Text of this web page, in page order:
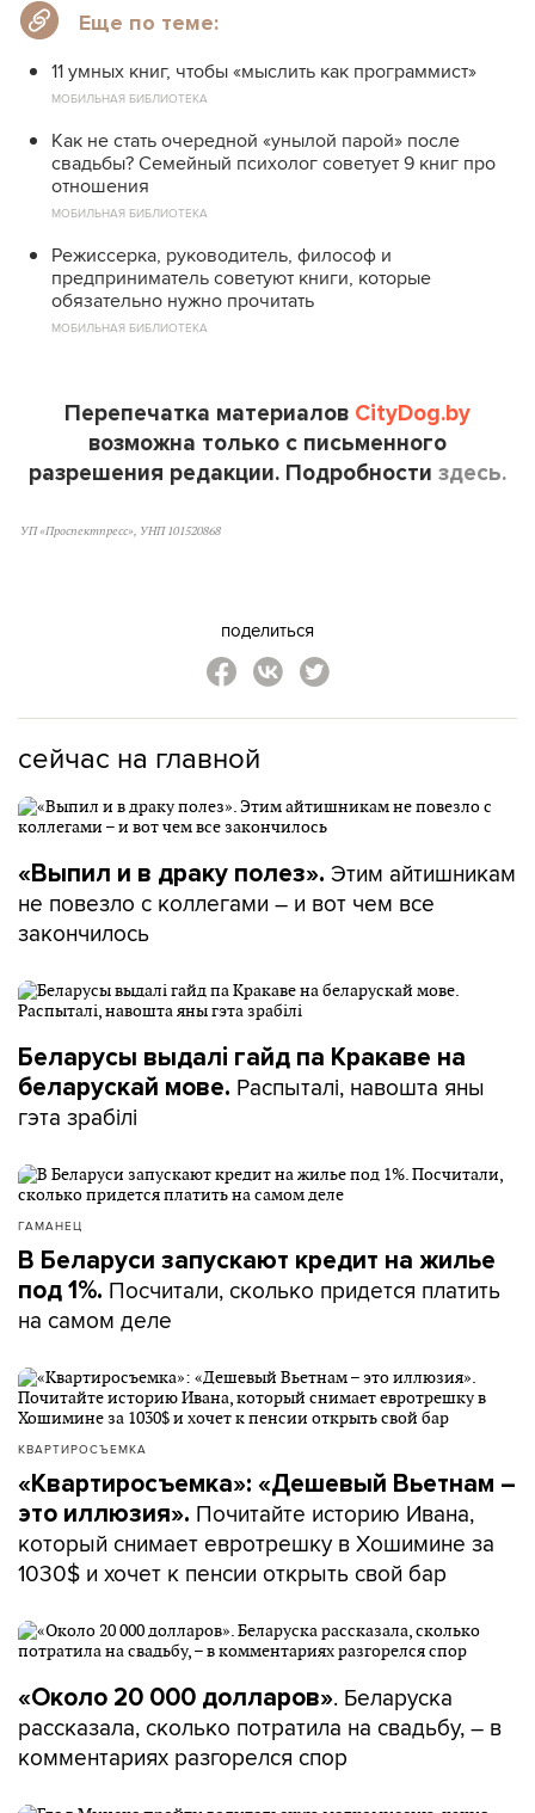
Еще по теме:
11 умных книг, чтобы «мыслить как программист»
МОБИЛЬНАЯ БИБЛИОТЕКА
Как не стать очередной «унылой парой» после
свадьбы? Семейный психолог советует 9 книг про
отношения
МОБИЛЬНАЯ БИБЛИОТЕКА
Режиссерка, руководитель, философ и
предприниматель советуют книги, которые
обязательно нужно прочитать
МОБИЛЬНАЯ БИБЛИОТЕКА
Перепечатка материалов CityDog.by
возможна только с письменного
разрешения редакции. Подробности здесь.
УП «Проспектпресс», УНП 101520868
поделиться
сейчас на главной
«Выпил и в драку полез». Этим айтишникам
не повезло с коллегами – и вот чем все
закончилось
Беларусы выдалі гайд па Кракаве на
беларускай мове. Распыталі, навошта яны
гэта зрабілі
ГАМАНЕЦ
В Беларуси запускают кредит на жилье
под 1%. Посчитали, сколько придется платить
на самом деле
КВАРТИРОСЪЕМКА
«Квартиросъемка»: «Дешевый Вьетнам –
это иллюзия». Почитайте историю Ивана,
который снимает евротрешку в Хошимине за
1030$ и хочет к пенсии открыть свой бар
«Около 20 000 долларов». Беларуска
рассказала, сколько потратила на свадьбу, – в
комментариях разгорелся спор